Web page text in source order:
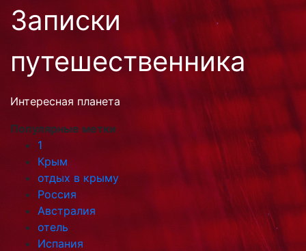
Перейти
Записки
путешественника
Интересная планета
Популярные метки
1
Крым
отдых в крыму
Россия
Австралия
отель
Испания